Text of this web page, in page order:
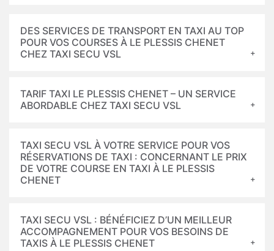
DES SERVICES DE TRANSPORT EN TAXI AU TOP
POUR VOS COURSES À LE PLESSIS CHENET
CHEZ TAXI SECU VSL
TARIF TAXI LE PLESSIS CHENET – UN SERVICE
ABORDABLE CHEZ TAXI SECU VSL
TAXI SECU VSL À VOTRE SERVICE POUR VOS
RÉSERVATIONS DE TAXI : CONCERNANT LE PRIX
DE VOTRE COURSE EN TAXI À LE PLESSIS
CHENET
TAXI SECU VSL : BÉNÉFICIEZ D’UN MEILLEUR
ACCOMPAGNEMENT POUR VOS BESOINS DE
TAXIS À LE PLESSIS CHENET